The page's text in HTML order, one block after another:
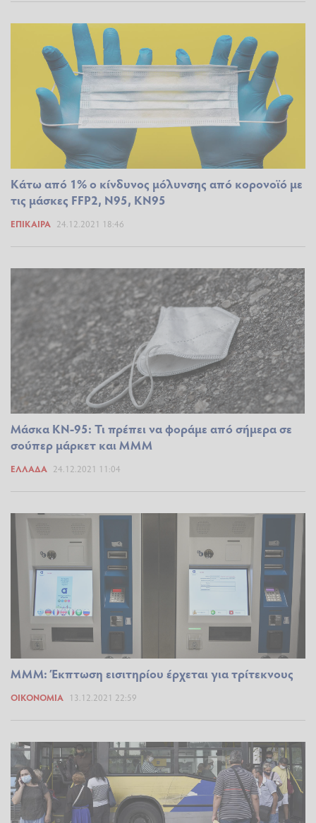
Κάτω από 1% ο κίνδυνος μόλυνσης από κορονοϊό με
τις μάσκες FFP2, Ν95, KN95
ΕΠΊΚΑΙΡΑ 24.12.2021 18:46
Μάσκα KN-95: Τι πρέπει να φοράμε από σήμερα σε
σούπερ μάρκετ και ΜΜΜ
ΕΛΛΆΔΑ 24.12.2021 11:04
ΜΜΜ: Έκπτωση εισιτηρίου έρχεται για τρίτεκνους
ΟΙΚΟΝΟΜΊΑ 13.12.2021 22:59